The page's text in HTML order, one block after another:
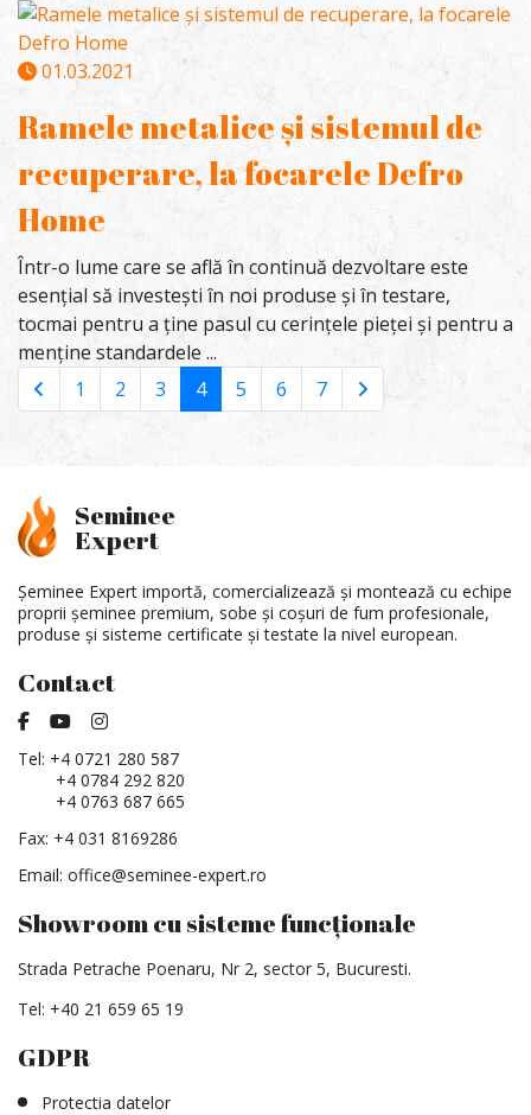
01.03.2021
Ramele metalice și sistemul de
recuperare, la focarele Defro
Home
Într-o lume care se află în continuă dezvoltare este
esențial să investești în noi produse și în testare,
tocmai pentru a ține pasul cu cerințele pieței și pentru a
menține standardele ...
1
2 3 4 5 6 7
Seminee
Expert
Șeminee Expert importă, comercializează și montează cu echipe
proprii șeminee premium, sobe și coșuri de fum profesionale,
produse și sisteme certificate și testate la nivel european.
Contact
Tel: +4 0721 280 587
+4 0784 292 820
+4 0763 687 665
Fax: +4 031 8169286
Email: office@seminee-expert.ro
Showroom cu sisteme funcționale
Strada Petrache Poenaru, Nr 2, sector 5, Bucuresti.
Tel: +40 21 659 65 19
GDPR
Protectia datelor